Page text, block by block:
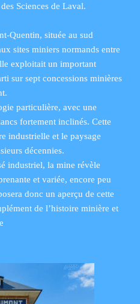
Sciences de Laval.
Quentin, située au sud
sites miniers normands entre
exploitait un important
sur sept concessions minières
particulière, avec une
fortement inclinés. Cette
industrielle et le paysage
décennies.
industriel, la mine révèle
et variée, encore peu
donc un aperçu de cette
de l’histoire minière et